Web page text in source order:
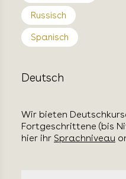
Russisch
Spanisch
Deutsch
Wir bieten
Fortgeschrittene (bis
hier ihr Sprachniveau